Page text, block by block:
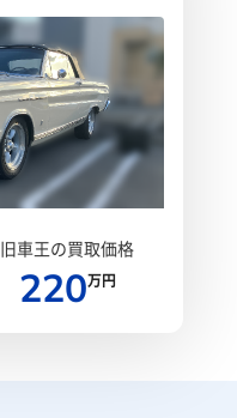
旧車王の買取価格
220万円